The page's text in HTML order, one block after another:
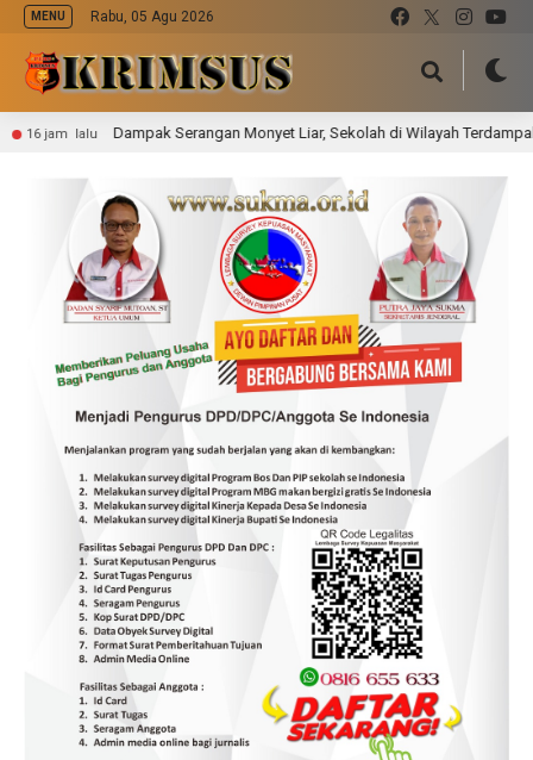
MENU Rabu, 05 Agu 2026
Dampak Serangan Monyet Liar, Sekolah di Wilayah Terdampak Terapkan